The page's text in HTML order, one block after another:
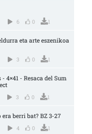
6 0 1
eta arte eszenikoa
3 0 1
4×41 - Resaca del Sum
3 0 1
berri bat? BZ 3-27
4 0 1